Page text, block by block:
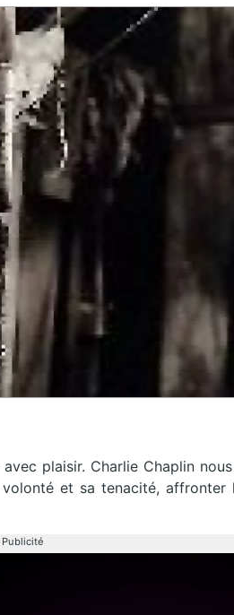
plaisir. Charlie Chaplin nous
et sa tenacité, affronter
Publicité